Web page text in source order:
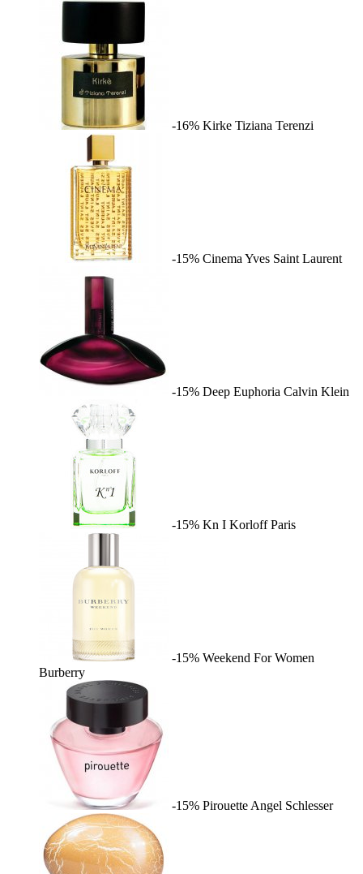
-16% Kirke Tiziana Terenzi
-15% Cinema Yves Saint Laurent
-15% Deep Euphoria Calvin Klein
-15% Kn I Korloff Paris
-15% Weekend For Women
Burberry
-15% Pirouette Angel Schlesser